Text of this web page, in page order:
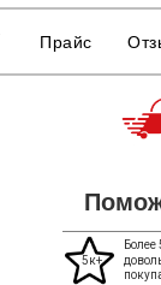
Прайс
5к+
Более